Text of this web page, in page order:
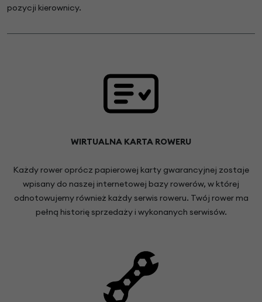
pozycji kierownicy.
WIRTUALNA KARTA ROWERU
Każdy rower oprócz papierowej karty gwarancyjnej zostaje
wpisany do naszej internetowej bazy rowerów, w której
odnotowujemy również każdy serwis roweru. Twój rower ma
pełną historię sprzedaży i wykonanych serwisów.